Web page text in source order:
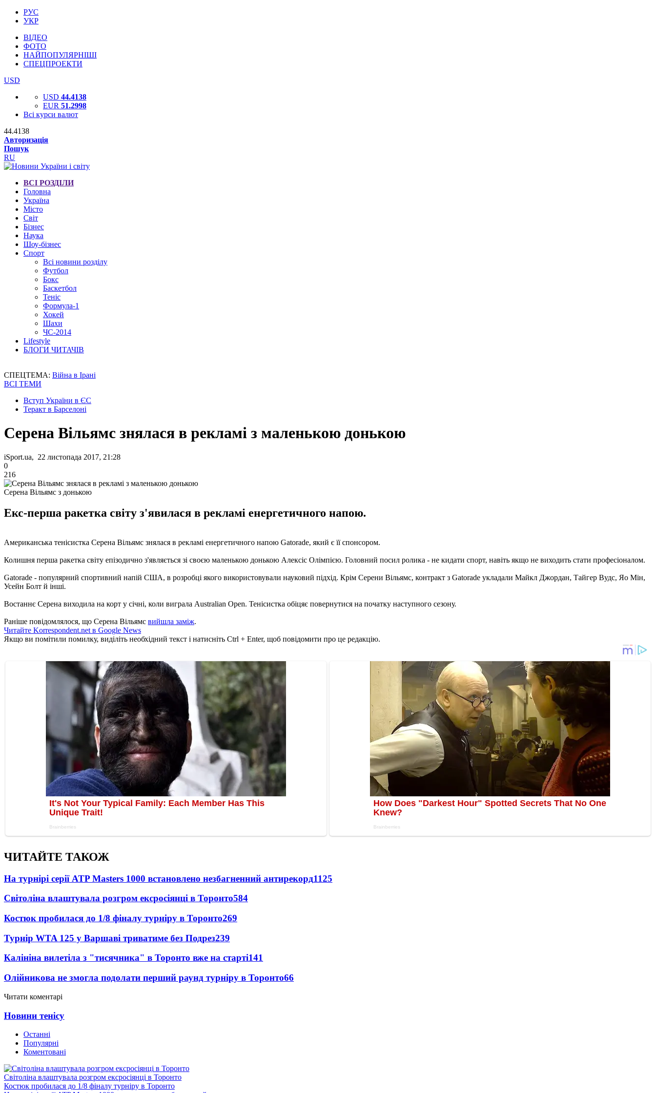
РУС
УКР
ВІДЕО
ФОТО
НАЙПОПУЛЯРНІШІ
СПЕЦПРОЕКТИ
USD
USD 44.4138
EUR 51.2998
Всі курси валют
44.4138
Авторизація
Пошук
RU
ВСІ РОЗДІЛИ
Головна
Україна
Місто
Світ
Бізнес
Наука
Шоу-бізнес
Спорт
Всі новини розділу
Футбол
Бокс
Баскетбол
Теніс
Формула-1
Хокей
Шахи
ЧС-2014
Lifestyle
БЛОГИ ЧИТАЧІВ
СПЕЦТЕМА: Війна в Ірані
ВСІ ТЕМИ
Вступ України в ЄС
Теракт в Барселоні
Серена Вільямс знялася в рекламі з маленькою донькою
iSport.ua, 22 листопада 2017, 21:28
0
216
Серена Вільямс з донькою
Екс-перша ракетка світу з'явилася в рекламі енергетичного напою.
Американська тенісистка Серена Вільямс знялася в рекламі енергетичного напою Gatorade, який є її спонсором.
Колишня перша ракетка світу епізодично з'являється зі своєю маленькою донькою Алексіс Олімпією. Головний посил ролика - не кидати спорт, навіть якщо не виходить стати професіоналом.
Gatorade - популярний спортивний напій США, в розробці якого використовували науковий підхід. Крім Серени Вільямс, контракт з Gatorade укладали Майкл Джордан, Тайгер Вудс, Яо Мін,
Усейн Болт й інші.
Востаннє Серена виходила на корт у січні, коли виграла Australian Open. Тенісистка обіцяє повернутися на початку наступного сезону.
Раніше повідомлялося, що Серена Вільямс вийшла заміж.
Читайте Korrespondent.net в Google News
Якщо ви помітили помилку, виділіть необхідний текст і натисніть Ctrl + Enter, щоб повідомити про це редакцію.
ЧИТАЙТЕ ТАКОЖ
На турнірі серії ATP Masters 1000 встановлено незбагненний антирекорд1125
Світоліна влаштувала розгром ексросіянці в Торонто584
Костюк пробилася до 1/8 фіналу турніру в Торонто269
Турнір WTA 125 у Варшаві триватиме без Подрез239
Калініна вилетіла з "тисячника" в Торонто вже на старті141
Олійникова не змогла подолати перший раунд турніру в Торонто66
Читати коментарі
Новини тенісу
Останні
Популярні
Коментовані
Світоліна влаштувала розгром ексросіянці в Торонто
Костюк пробилася до 1/8 фіналу турніру в Торонто